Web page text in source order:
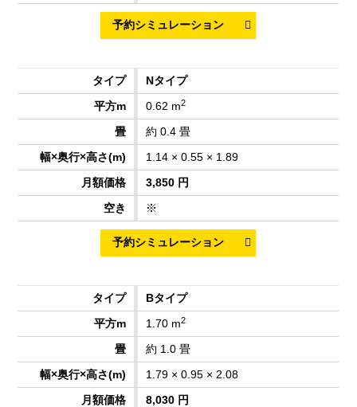
Nタイプ
0.62 m2
約 0.4 畳
1.14 × 0.55 × 1.89
3,850 円
※
Bタイプ
1.70 m2
約 1.0 畳
1.79 × 0.95 × 2.08
8,030 円